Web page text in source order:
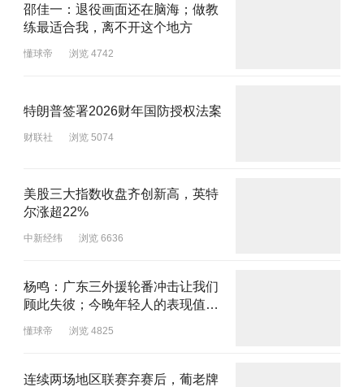
邵佳一：退役画面还在脑海；做教
练最适合我，离不开这个地方
懂球帝 浏览 4742
特朗普签署2026财年国防授权法案
财联社 浏览 5074
美股三大指数收盘齐创新高，英特
尔涨超22%
中新经纬 浏览 6636
杨鸣：广东三外援轮番冲击让我们
顾此失彼；今晚年轻人的表现值得
懂球帝 浏览 4825
连续两场地区联赛弃赛后，葡老牌